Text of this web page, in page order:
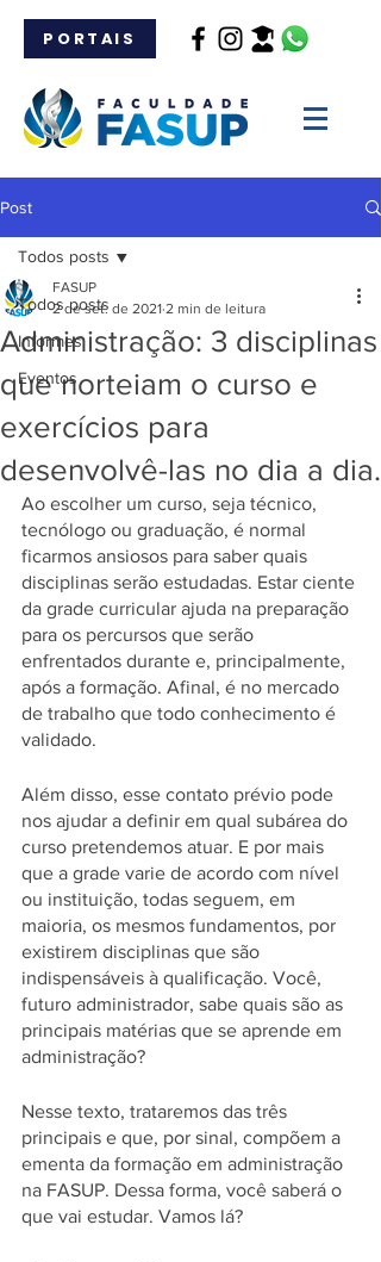
PORTAIS
Post
Todos posts
Informes
Eventos
Todos posts
Administração: 3 disciplinas
que norteiam o curso e
exercícios para
desenvolvê-las no dia a dia.
FASUP
2 de set. de 2021 2 min de leitura
Ao escolher um curso, seja técnico,
tecnólogo ou graduação, é normal
ficarmos ansiosos para saber quais
disciplinas serão estudadas. Estar ciente
da grade curricular ajuda na preparação
para os percursos que serão
enfrentados durante e, principalmente,
após a formação. Afinal, é no mercado
de trabalho que todo conhecimento é
validado.
Além disso, esse contato prévio pode
nos ajudar a definir em qual subárea do
curso pretendemos atuar. E por mais
que a grade varie de acordo com nível
ou instituição, todas seguem, em
maioria, os mesmos fundamentos, por
existirem disciplinas que são
indispensáveis à qualificação. Você,
futuro administrador, sabe quais são as
principais matérias que se aprende em
administração?
Nesse texto, trataremos das três
principais e que, por sinal, compõem a
ementa da formação em administração
na FASUP. Dessa forma, você saberá o
que vai estudar. Vamos lá?